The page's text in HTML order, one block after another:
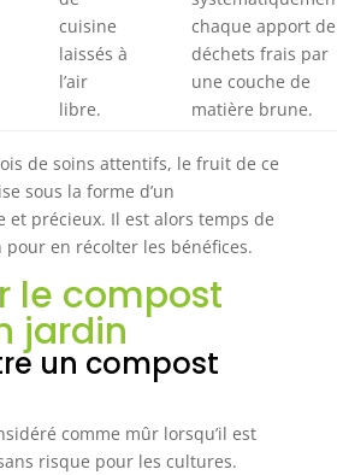
cuisine
laissés à
l’air
libre.
chaque apport de
déchets frais par
une couche de
matière brune.
de soins attentifs, le fruit de ce
sous la forme d’un
et précieux. Il est alors temps de
pour en récolter les bénéfices.
le compost
jardin
un compost
comme mûr lorsqu’il est
risque pour les cultures.